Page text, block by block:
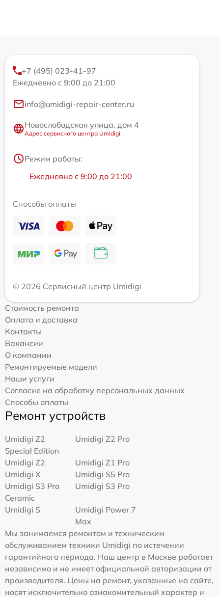
+7 (495) 023-41-97
Ежедневно с 9:00 до 21:00
info@umidigi-repair-center.ru
Новослободская улица, дом 4
Адрес сервисного центра Umidigi
Режим работы:
Ежедневно с 9:00 до 21:00
Способы оплаты
© 2026 Сервисный центр Umidigi
Стоимость ремонта
Оплата и доставка
Контакты
Вакансии
О компании
Ремонтируемые модели
Наши услуги
Согласие на обработку персональных данных
Способы оплаты
Ремонт устройств
Umidigi Z2
Special Edition
Umidigi Z2 Pro
Umidigi Z2
Umidigi Z1 Pro
Umidigi X
Umidigi S5 Pro
Umidigi S3 Pro
Ceramic
Umidigi S3 Pro
Umidigi S
Umidigi Power 7
Max
Мы занимаемся ремонтом и техническим
обслуживанием техники Umidigi по истечении
гарантийного периода. Наш центр в Москве работает
независимо и не имеет официальной авторизации от
производителя. Цены на ремонт, указанные на сайте,
носят исключительно ознакомительный характер и